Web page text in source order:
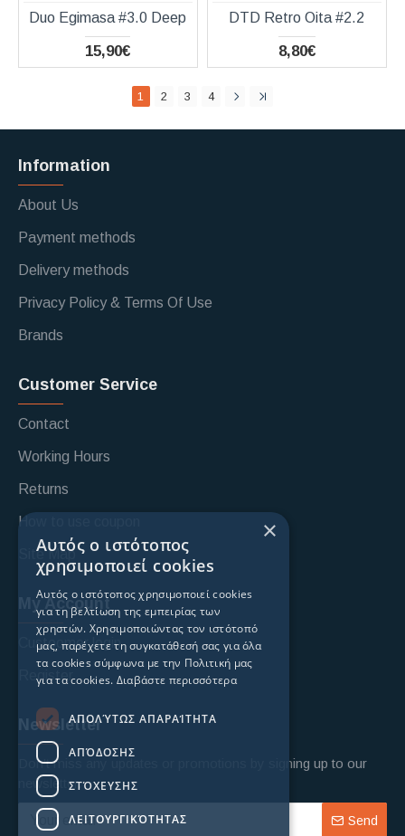
Duo Egimasa #3.0 Deep
15,90€
DTD Retro Oita #2.2
8,80€
1 2 3 4
Information
About Us
Payment methods
Delivery methods
Privacy Policy & Terms Of Use
Brands
Customer Service
Contact
Working Hours
Returns
How to use coupon
Site Map
My Account
Custoomer login
Register
Newsletter
Don't miss any updates or promotions by signing up to our
newsletter.
Send
×
Αυτός ο ιστότοπος
χρησιμοποιεί cookies
Αυτός ο ιστότοπος χρησιμοποιεί cookies
για τη βελτίωση της εμπειρίας των
χρηστών. Χρησιμοποιώντας τον ιστότοπό
μας, παρέχετε τη συγκατάθεσή σας για όλα
τα cookies σύμφωνα με την Πολιτική μας
για τα cookies. Διαβάστε περισσότερα
ΑΠΟΛΎΤΩΣ ΑΠΑΡΑΊΤΗΤΑ
ΑΠΌΔΟΣΗΣ
ΣΤΌΧΕΥΣΗΣ
ΛΕΙΤΟΥΡΓΙΚΌΤΗΤΑΣ